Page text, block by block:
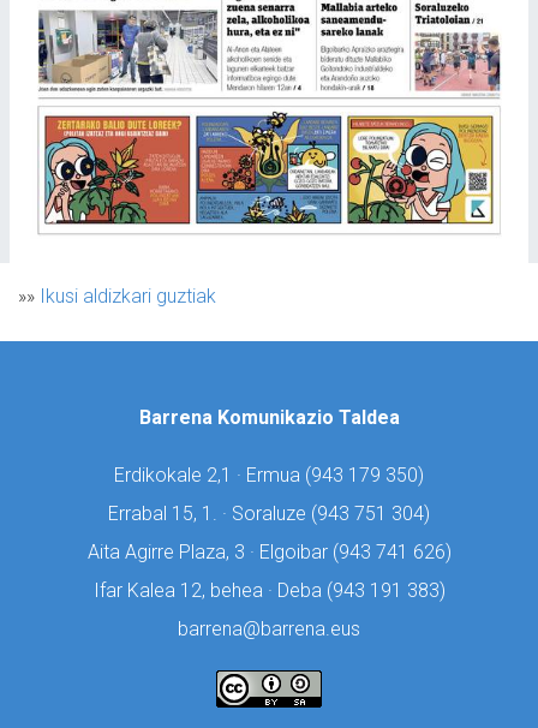
»» Ikusi aldizkari guztiak
Barrena Komunikazio Taldea
Erdikokale 2,1 · Ermua (943 179 350)
Errabal 15, 1. · Soraluze (943 751 304)
Aita Agirre Plaza, 3 · Elgoibar (943 741 626)
Ifar Kalea 12, behea · Deba (943 191 383)
barrena@barrena.eus